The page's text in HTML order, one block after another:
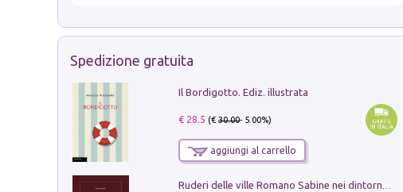
Spedizione gratuita
Il Bordigotto. Ediz. illustrata
€ 28.5 (€30.00- 5.00%)
aggiungi al carrello